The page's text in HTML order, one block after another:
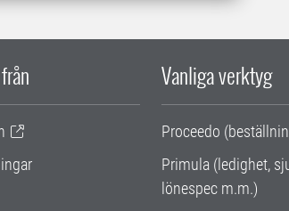
Vanliga verktyg
Proceedo
Primula (ledighet,
lönespec m.m.)